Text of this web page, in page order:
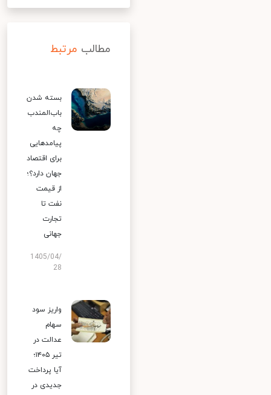
مطالب مرتبط
بسته شدن
باب‌المندب
چه
پیامدهایی
برای اقتصاد
جهان دارد؟؛
از قیمت
نفت تا
تجارت
جهانی
1405/04/
28
واریز سود
سهام
عدالت در
تیر ۱۴۰۵؛
آیا پرداخت
جدیدی در